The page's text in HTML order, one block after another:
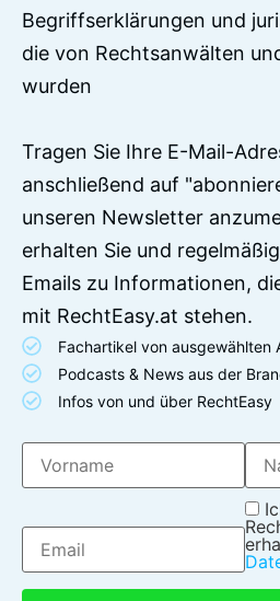
Begriffserklärungen und
die von Rechtsanwälten
wurden
Tragen Sie Ihre E-Mail-
anschließend auf
unseren Newsletter
erhalten Sie und
Emails zu Informationen,
mit RechtEasy.at stehen.
Fachartikel von ausgewählten
Podcasts & News aus der
Infos von und über RechtEasy